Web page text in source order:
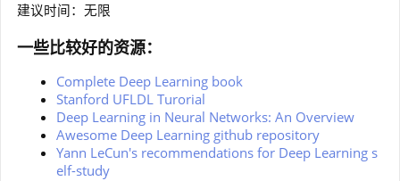
建议时间：无限
一些比较好的资源：
Complete Deep Learning book
Stanford UFLDL Turorial
Deep Learning in Neural Networks: An Overview
Awesome Deep Learning github repository
Yann LeCun's recommendations for Deep Learning s
elf-study